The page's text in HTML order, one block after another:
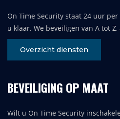
On Time Security staat 24 uur
u klaar. We beveiligen van A tot
Overzicht diensten
BEVEILIGING OP MAAT
Wilt u On Time Security